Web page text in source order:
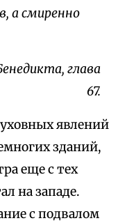
а смиренно
глава
67.
явлений
зданий,
еще с тех
на западе.
с подвалом